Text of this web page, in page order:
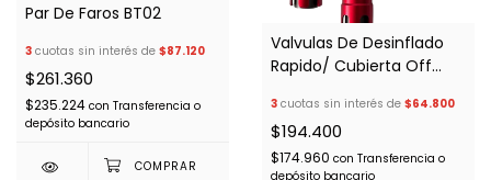
Par De Faros BT02
3 cuotas sin interés de $87.120
$261.360
$235.224 con Transferencia o
depósito bancario
Valvulas De Desinflado
Rapido/ Cubierta Off
3 cuotas sin interés de $64.800
$194.400
$174.960 con Transferencia o
depósito bancario